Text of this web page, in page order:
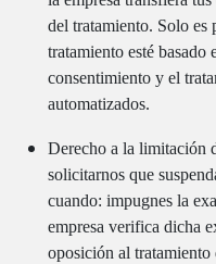
del tratamiento. Solo es
tratamiento esté
consentimiento y el
automatizados.
Derecho a la limitación
solicitarnos que
cuando: impugnes la
empresa verifica dicha
oposición al tratamiento